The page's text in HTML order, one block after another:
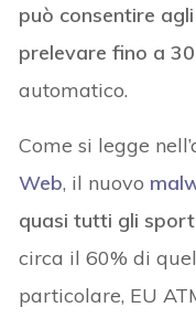
può consentire
prelevare fino a
automatico.
Come si legge
Web, il nuovo
quasi tutti gli
circa il 60% di
particolare, EU